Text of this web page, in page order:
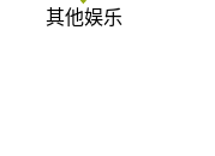
其他娱乐